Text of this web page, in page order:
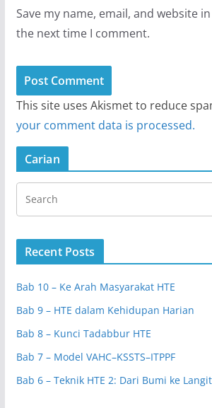
Save my name, email, and website
the next time I comment.
This site uses Akismet to reduce
your comment data is processed.
Carian
Recent Posts
Bab 10 – Ke Arah Masyarakat HTE
Bab 9 – HTE dalam Kehidupan Harian
Bab 8 – Kunci Tadabbur HTE
Bab 7 – Model VAHC–KSSTS–ITPPF
Bab 6 – Teknik HTE 2: Dari Bumi ke